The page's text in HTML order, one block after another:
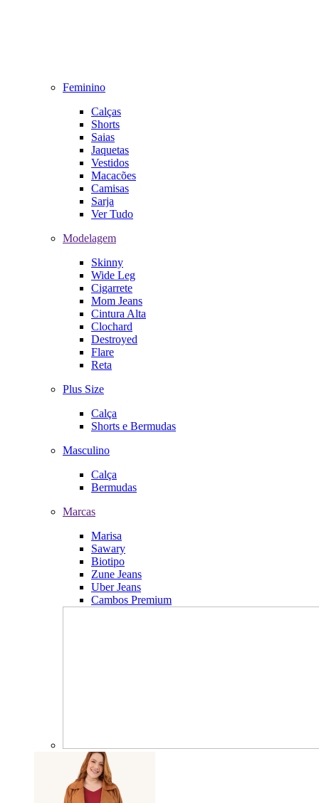
Feminino
Calças
Shorts
Saias
Jaquetas
Vestidos
Macacões
Camisas
Sarja
Ver Tudo
Modelagem
Skinny
Wide Leg
Cigarrete
Mom Jeans
Cintura Alta
Clochard
Destroyed
Flare
Reta
Plus Size
Calça
Shorts e Bermudas
Masculino
Calça
Bermudas
Marcas
Marisa
Sawary
Biotipo
Zune Jeans
Uber Jeans
Cambos Premium